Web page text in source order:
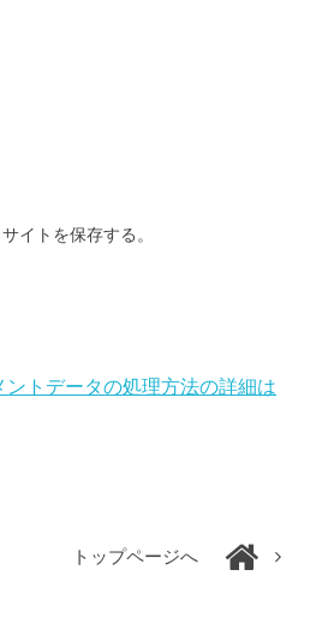
イトを保存する。
ントデータの処理方法の詳細は
トップページへ